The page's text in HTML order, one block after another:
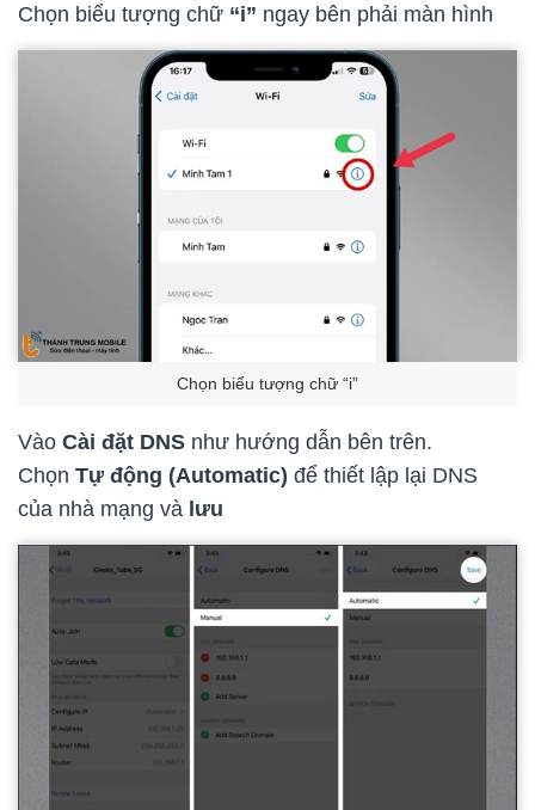
Chọn biểu tượng chữ “i” ngay bên phải màn hình
Chọn biểu tượng chữ “i”
Vào Cài đặt DNS như hướng dẫn bên trên.
Chọn Tự động (Automatic) để thiết lập lại DNS
của nhà mạng và lưu